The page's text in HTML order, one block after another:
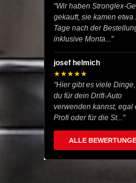
"Wir haben Stronglex-
gekauft, sie kamen etwa
Tage nach der
inklusive Monta..."
josef helmich
★★★★★
"Hier gibt es viele
du für dein Drift-Auto
verwenden kannst, egal
Profi oder für die St..."
ALLE